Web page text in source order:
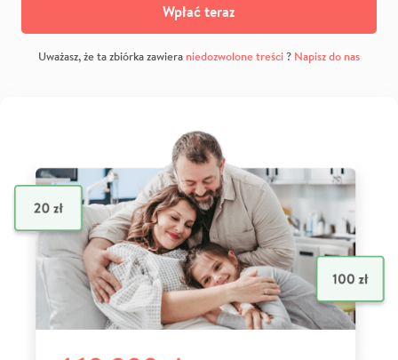
Wpłać teraz
Uważasz, że ta zbiórka zawiera niedozwolone treści? Napisz do nas